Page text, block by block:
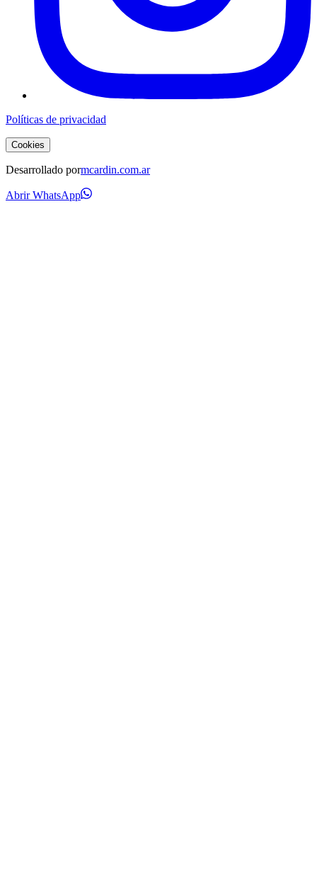
Políticas de privacidad
Cookies
Desarrollado pormcardin.com.ar
Abrir WhatsApp